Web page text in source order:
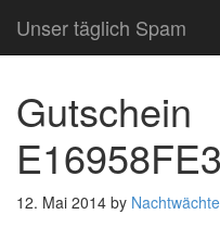
Unser täglich Spam
Gutschein
12. Mai 2014 by